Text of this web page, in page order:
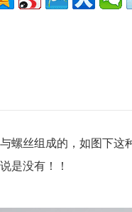
丝组成的，如图下这
是没有！！